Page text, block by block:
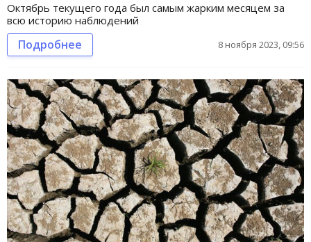
Октябрь текущего года был самым жарким месяцем за
всю историю наблюдений
Подробнее 8 ноября 2023, 09:56